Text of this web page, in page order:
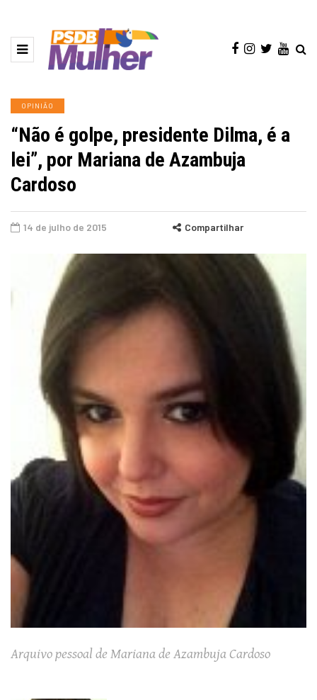
OPINIÃO
“Não é golpe, presidente Dilma, é a
lei”, por Mariana de Azambuja
Cardoso
14 de julho de 2015 Compartilhar
Arquivo pessoal de Mariana de Azambuja Cardoso